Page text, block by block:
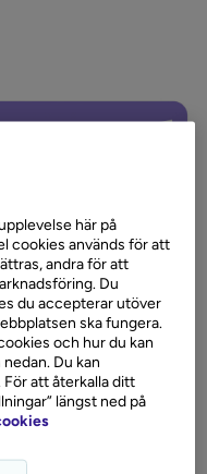
här på
cookies används för att
andra för att
Du
du accepterar utöver
ska fungera.
och hur du kan
Du kan
För att återkalla ditt
längst ned på